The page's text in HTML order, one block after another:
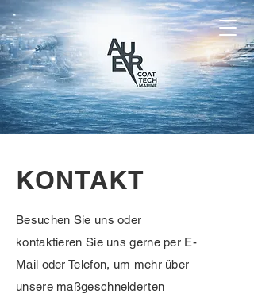
KONTAKT
Besuchen Sie uns oder
kontaktieren Sie uns gerne per E-
Mail oder Telefon, um mehr über
unsere maßgeschneiderten